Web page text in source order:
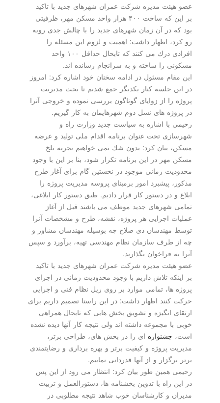
عضو هیئت مدیره شركت عمران شهرهای جدید با تاكید
بر این كه ساخت ۴۰۰ هزار واحد مسكن مهر، ظرفیتی
بود كه در آن زمان شهرهای جدید را با چالش جدی روبه
رو كرد، اظهار داشت: اهمیت و لزوم این مسئله را
افرادی درك می كنند كه تابحال حداقل ۱۰۰ واحد
مسكونی را ساخته و به سرانجام رسانده اند.
این مقام مسئول در ادامه سخنان خود اشاره كرد: امروز
در این جلسه كنار یكدیگر جمع شدیم تا بحث مدیریت
پروژه را از زوایای گوناگون بررسی نموده و خروجی آنرا
در پروژه های نسل دوم شهرهایمان به كار گیریم.
رحیمی با اشاره به سیاست جدید وزارت راه و
شهرسازی تحت عنوان برنامه اقدام ملی تولید و عرضه
مسكن، بیان كرد: بدون شك نمی خواهیم تجربه تلخ
مسكن مهر در این برنامه تكرار شود، بنا بر این با وجود
محدودیت زمانی موجود در نخستین گام برای آغاز طرح
مذكور، پیشبرد امور برمبنای پروسه مدیریت پروژه را
ابلاغ و در دستور كار قرار دادیم. طبق دستور كار ابلاغی،
تمامی شهرهای جدید موظف می باشند قبل از آغاز
عملیات اجرایی هر پروژه، نقشه، طرح و مشخصات آنرا
توسط مهندسان ذی صلاح چه بوسیله مهندسان مشاور و
چه از طرف سازمان نظام مهندسی تهیه، برآورد و سپس
آنرا به فراخوان بگذارند.
عضو هیئت مدیره شركت عمران شهرهای جدید با تاكید
بر اینكه تلاش داریم با وجود محدودیت زمانی در اجرای
پروژه ها، تمامی موارد بر روی ریل نظام فنی و اجرایی
حركت كنند اظهار داشت: در این راستا تصمیم داریم برای
ارتقای انگیزه و تشویق بخش هایی كه تابحال همراهی
خوبی با مجموعه داشته اند ولی نتیجه كار آنها دیده نشده
جشنواره ای را در بخش های، طراحی برتر،
مدیریت پروژه و كیفیت برتر و بهره برداری و رضایتمندی
برتر برگزار و از آنها قدردانی نماییم.
رحیمی همین طور بیان كرد: انتظار می رود از این پس
در این راه با تدوین بخشنامه ها، دستورالعمل و تربیت
مدیران و كارشناسان خوب شاهد نتیجه مطلوبی در